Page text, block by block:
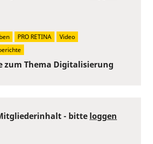
zum Thema Digitalisierung
PRO RETINA
Video
- bitte loggen